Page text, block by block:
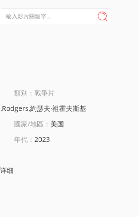

類別：戰爭片
約瑟夫·祖霍夫斯基
國家/地區： 美国
年代： 2023
详细